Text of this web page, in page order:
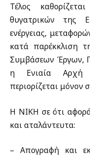
Τέλος
θυγατρικών της
ενέργειας,
κατά παρέκκλιση
Συμβάσεων Έργων,
η Ενιαία Αρχή
περιορίζεται
Η ΝΙΚΗ σε ότι
και αταλάντευτα:
– Απογραφή και